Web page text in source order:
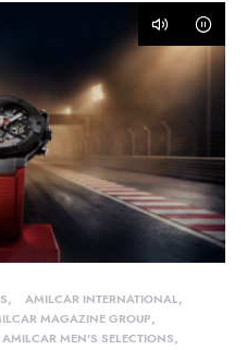
AMILCAR INTERNATIONAL
MAGAZINE GROUP
AMILCAR MEN'S SELECTIONS